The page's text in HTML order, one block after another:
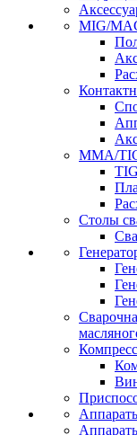
MIG/
MMA/
Столы